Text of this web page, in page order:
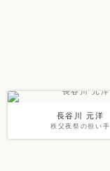
長谷川 元洋
秩父夜祭の担い手